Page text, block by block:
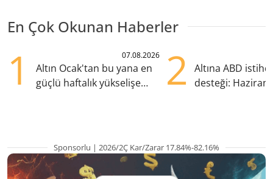
En Çok Okunan Haberler
1 07.08.2026
Altın Ocak'tan bu yana en
güçlü haftalık yükselişe
2
Altına ABD
desteği:
Sponsorlu | 2026/2Ç Kar/Zarar 17.84%-82.16%